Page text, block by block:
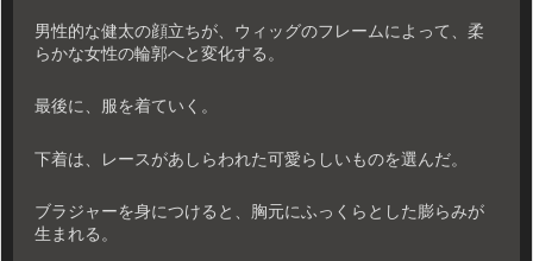
男性的な健太の顔立ちが、ウィッグのフレームによって、柔
らかな女性の輪郭へと変化する。
最後に、服を着ていく。
下着は、レースがあしらわれた可愛らしいものを選んだ。
ブラジャーを身につけると、胸元にふっくらとした膨らみが
生まれる。